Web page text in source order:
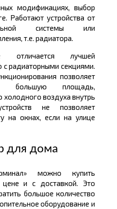
модификациях, выбор
Работают устройства от
системы или
т.е. радиатора.
отличается лучшей
с радиаторными секциями.
позволяет
большую площадь,
холодного воздуха внутрь
не позволяет
на окнах, если на улице
для дома
можно купить
и с доставкой. Это
большое количество
оборудование и